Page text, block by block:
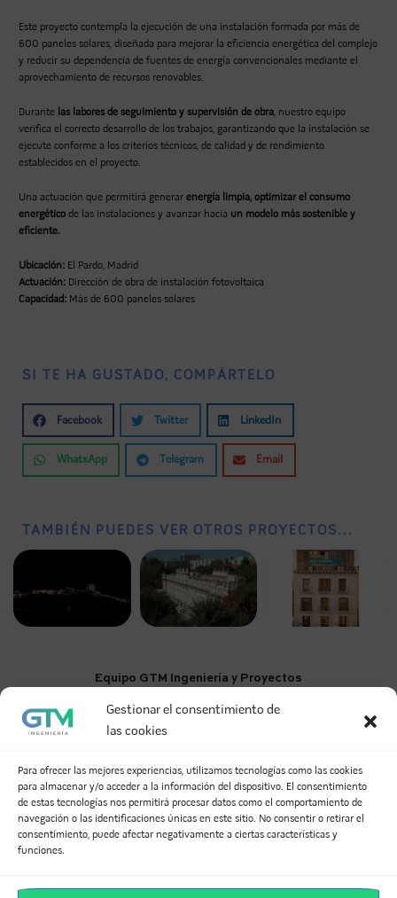
Gestionar el consentimiento de
las cookies
Para ofrecer las mejores experiencias, utilizamos tecnologías como las cookies
para almacenar y/o acceder a la información del dispositivo. El consentimiento
de estas tecnologías nos permitirá procesar datos como el comportamiento de
navegación o las identificaciones únicas en este sitio. No consentir o retirar el
consentimiento, puede afectar negativamente a ciertas características y
funciones.
Este proyecto contempla la ejecución de una instalación formada por más de
600 paneles solares, diseñada para mejorar la eficiencia energética del complejo
y reducir su dependencia de fuentes de energía convencionales mediante el
aprovechamiento de recursos renovables.
Durante las labores de seguimiento y supervisión de obra, nuestro equipo
verifica el correcto desarrollo de los trabajos, garantizando que la instalación se
ejecute conforme a los criterios técnicos, de calidad y de rendimiento
establecidos en el proyecto.
Una actuación que permitirá generar energía limpia, optimizar el consumo
energéticode las instalaciones y avanzar hacia un modelo más sostenible y
eficiente.
Ubicación:El Pardo, Madrid
Actuación:Dirección de obra de instalación fotovoltaica
Capacidad:Más de 600 paneles solares
SI TE HA GUSTADO, COMPÁRTELO
Facebook Twitter LinkedIn
WhatsApp Telegram Email
TAMBIÉN PUEDES VER OTROS PROYECTOS...
Equipo GTM Ingeniería y Proyectos
instalaciones, habiendo realizado más de 300 proyectos
para clientes privados y Administraciones Públicas, tanto en
DEJA UNA RESPUESTA
Los campos obligatorios están marcados con*